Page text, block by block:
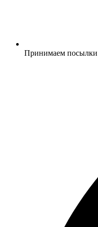
Принимаем посылки